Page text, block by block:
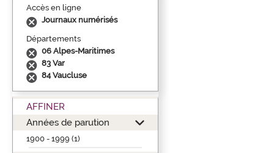
Accès en ligne
Journaux numérisés
Départements
06 Alpes-Maritimes
83 Var
84 Vaucluse
AFFINER
Années de parution
1900 - 1999 (1)